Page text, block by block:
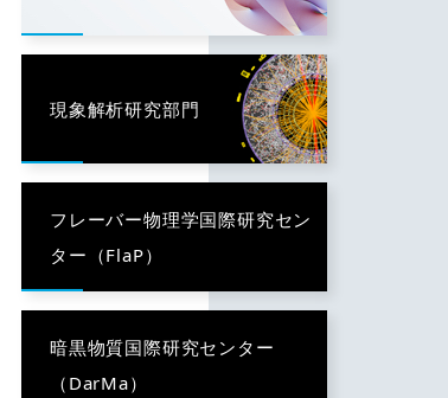
現象解析研究部門
フレーバー物理学国際研究セン
ター（FlaP）
暗黒物質国際研究センター
（DarMa）